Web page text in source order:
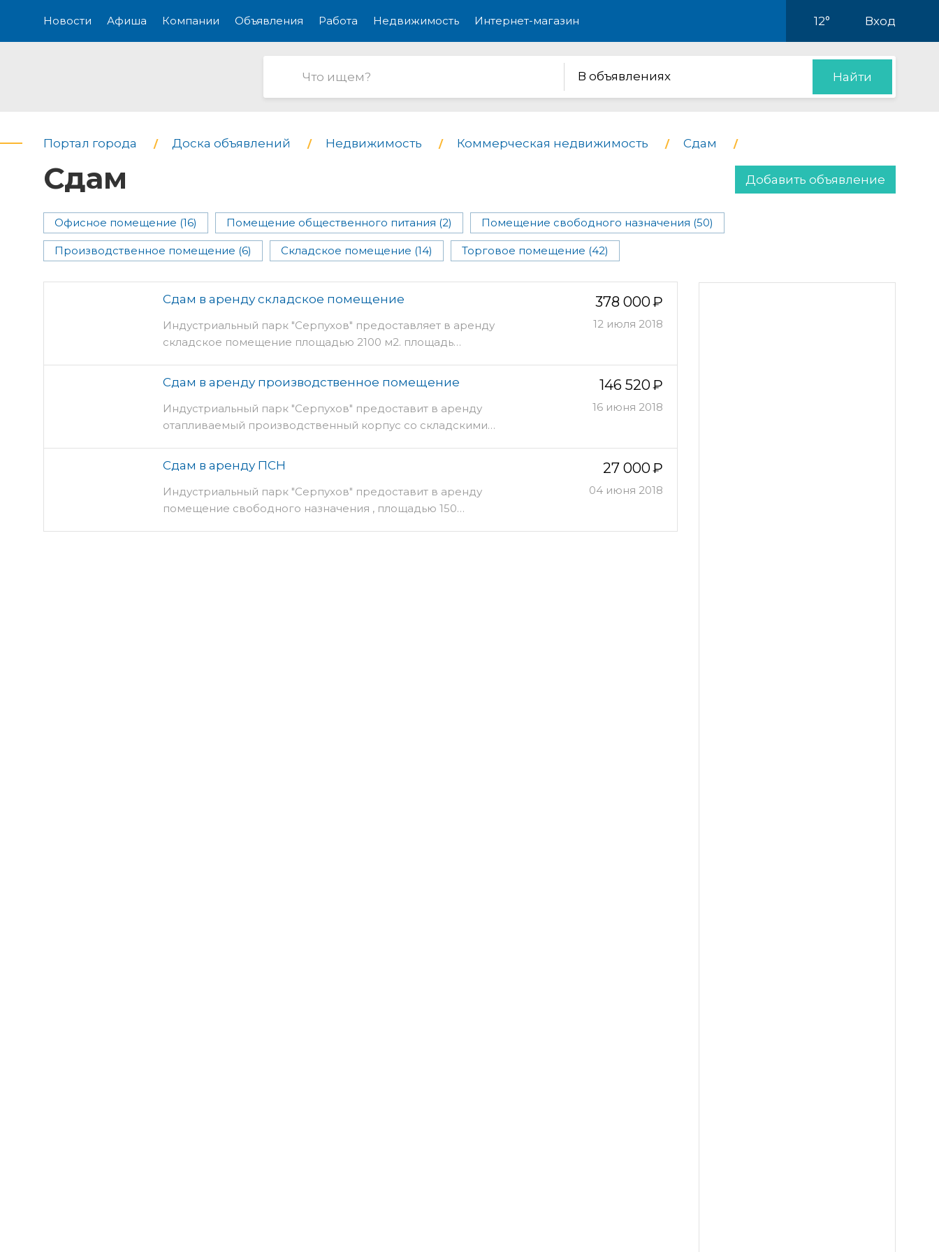
Новости Афиша Компании Объявления Работа Недвижимость Интернет-магазин 12° Вход
В объявлениях Найти
Портал города Доска объявлений Недвижимость Коммерческая недвижимость Сдам
Сдам Добавить объявление
Офисное помещение (16) Помещение общественного питания (2) Помещение свободного назначения (50)
Производственное помещение (6) Складское помещение (14) Торговое помещение (42)
Сдам в аренду складское помещение 378 000
Индустриальный парк "Серпухов" предоставляет в аренду
складское помещение площадью 2100 м2. площадь…
12 июля 2018
Сдам в аренду производственное помещение 146 520
Индустриальный парк "Серпухов" предоставит в аренду
отапливаемый производственный корпус со складскими…
16 июня 2018
Сдам в аренду ПСН 27 000
Индустриальный парк "Серпухов" предоставит в аренду
помещение свободного назначения , площадью 150…
04 июня 2018